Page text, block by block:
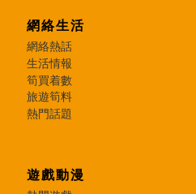
網絡生活
網絡熱話
生活情報
筍買着數
旅遊筍料
熱門話題
遊戲動漫